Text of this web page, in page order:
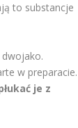
to substancje
dwojako.
w preparacie.
je z